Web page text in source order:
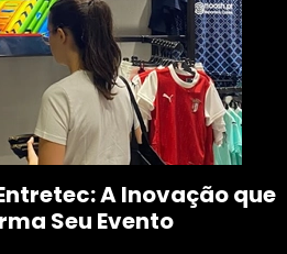
A Inovação que
Seu Evento